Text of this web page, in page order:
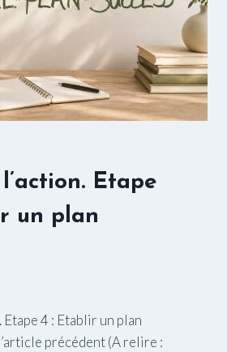
Etape
un plan
Etape 4 : Etablir un plan
précédent (A relire :